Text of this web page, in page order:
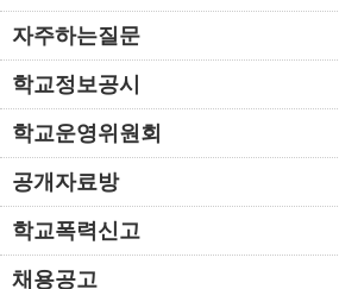
자주하는질문
학교정보공시
학교운영위원회
공개자료방
학교폭력신고
채용공고